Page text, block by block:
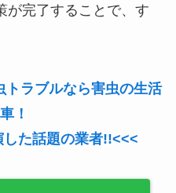
が完了することで、す
ラブルなら害虫の生活
！
した話題の業者!!<<<